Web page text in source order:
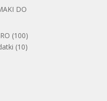
DO
(100)
(10)